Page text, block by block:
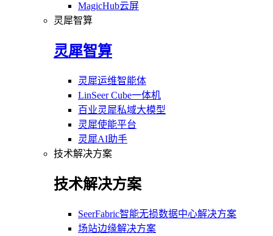
MagicHub云屏
灵犀智算
灵犀智算
灵犀运维智能体
LinSeer Cube一体机
百业灵犀私域大模型
灵犀使能平台
灵犀AI助手
技术解决方案
技术解决方案
SeerFabric智能无损数据中心解决方案
场站边缘解决方案